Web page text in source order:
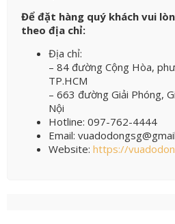
Để đặt hàng quý khách vui
theo địa chỉ:
Địa chỉ:
– 84 đường Cộng Hòa,
TP.HCM
– 663 đường Giải Phóng,
Nội
Hotline: 097-762-4444
Email:
Website: https://